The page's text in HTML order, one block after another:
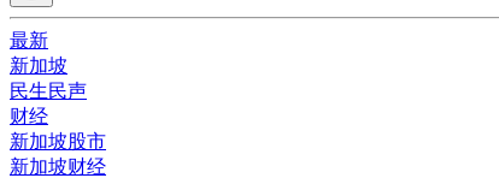
最新
新加坡
民生民声
财经
新加坡股市
新加坡财经